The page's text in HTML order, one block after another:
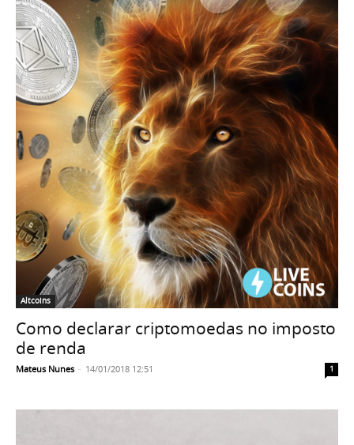
Altcoins
Como declarar criptomoedas no imposto
de renda
Mateus Nunes - 14/01/2018 12:51 1